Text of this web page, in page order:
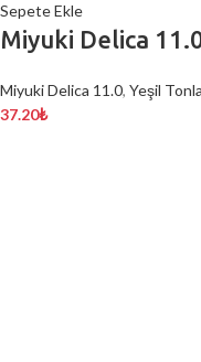
Sepete Ekle
Miyuki Delica
Miyuki Delica 11.0, Yeşil
37.20₺